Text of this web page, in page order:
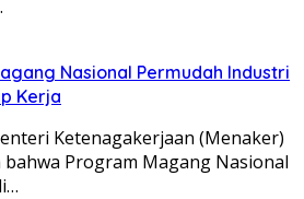
Nasional Permudah Industri
Kerja
Ketenagakerjaan (Menaker)
bahwa Program Magang Nasional